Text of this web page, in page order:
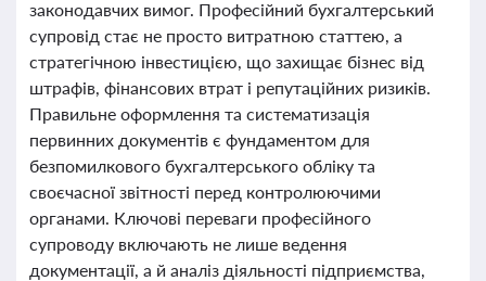
законодавчих вимог. Професійний бухгалтерський
супровід стає не просто витратною статтею, а
стратегічною інвестицією, що захищає бізнес від
штрафів, фінансових втрат і репутаційних ризиків.
Правильне оформлення та систематизація
первинних документів є фундаментом для
безпомилкового бухгалтерського обліку та
своєчасної звітності перед контролюючими
органами. Ключові переваги професійного
супроводу включають не лише ведення
документації, а й аналіз діяльності підприємства,